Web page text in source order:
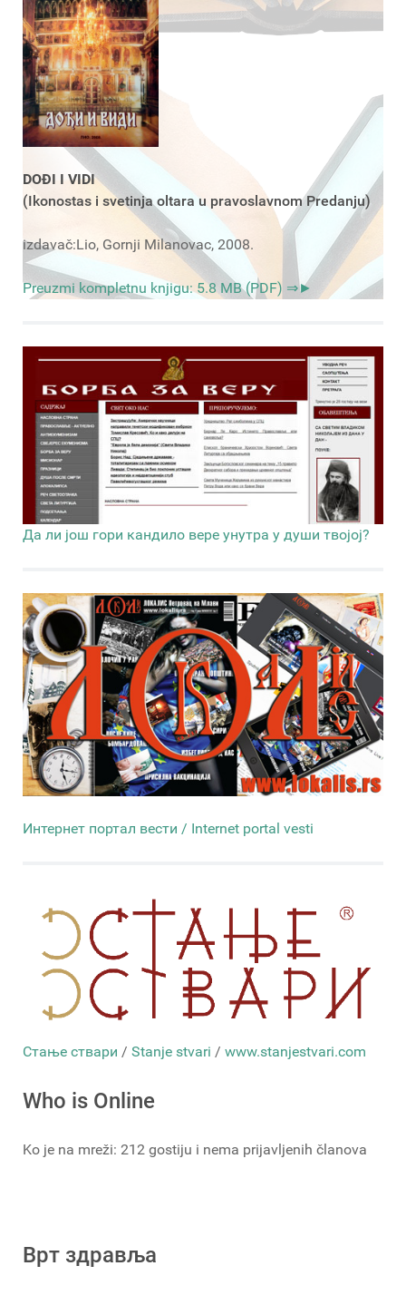
DOĐI I VIDI
(Ikonostas i svetinja oltara u pravoslavnom Predanju)
izdavač:Lio, Gornji Milanovac, 2008.
Preuzmi kompletnu knjigu: 5.8 MB (PDF) ⇒►
Да ли још гори кандило вере унутра у души твојој?
Интернет портал вести / Internet portal vesti
Стање ствари / Stanje stvari / www.stanjestvari.com
Who is Online
Ko je na mreži: 212 gostiju i nema prijavljenih članova
Врт здравља